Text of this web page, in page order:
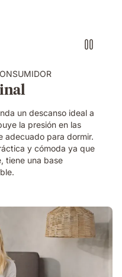
un descanso ideal a
la presión en las
adecuado para dormir.
y cómoda ya que
tiene una base